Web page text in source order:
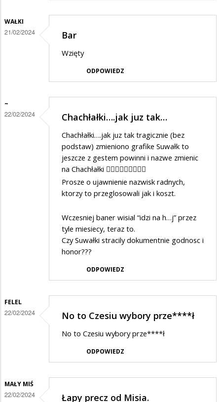
WAŁKI
21/02/2024 Bar
Wzięty
ODPOWIEDZ
~
22/02/2024 Chachłałki….jak juz tak…
Chachłałki….jak juz tak tragicznie (bez
podstaw) zmieniono grafike Suwałk to
jeszcze z gestem powinni i nazwe zmienic
na Chachłałki 🤦🏼‍♀️🤦🏼‍♀️🤦🏼‍♀️
Prosze o ujawnienie nazwisk radnych,
ktorzy to przeglosowali jak i koszt.
Wczesniej baner wisial “idzi na h…j” przez
tyle miesiecy, teraz to.
Czy Suwałki stracily dokumentnie godnosc i
honor???
ODPOWIEDZ
FELEL
22/02/2024 No to Czesiu wybory prze****ł
No to Czesiu wybory prze****ł
ODPOWIEDZ
MAŁY MIŚ
22/02/2024 Łapy precz od Misia.